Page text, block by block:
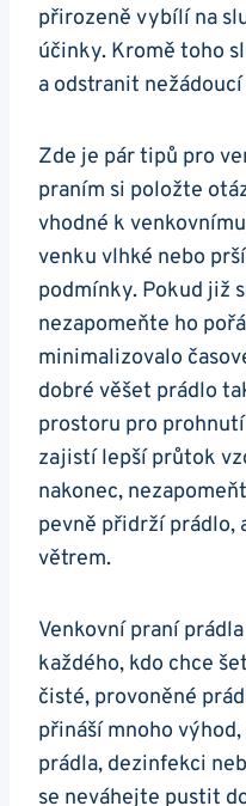
přirozeně vybílí na
účinky. Kromě toho
a odstranit
Zde je pár tipů pro
praním si položte
vhodné k
‌venku vlhké ‌nebo
podmínky. Pokud již
nezapomeňte ho
minimalizovalo
dobré věšet prádlo
prostoru pro
zajistí⁢ lepší průtok
nakonec,
pevně přidrží prádlo,
větrem.
Venkovní praní
každého, kdo chce
čisté, provoněné
přináší mnoho
prádla, dezinfekci
se neváhejte pustit​